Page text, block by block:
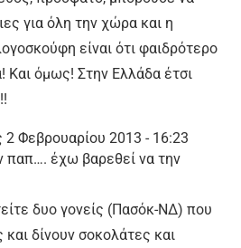
για όλη την χώρα και η
είναι ότι φαιδρότερο
όμως! Στην Ελλάδα έτσι
2 Φεβρουαρίου 2013 - 16:23
παπ…. έχω βαρεθεί να την
δυο γονείς (Πασόκ-ΝΔ) που
δίνουν σοκολάτες και